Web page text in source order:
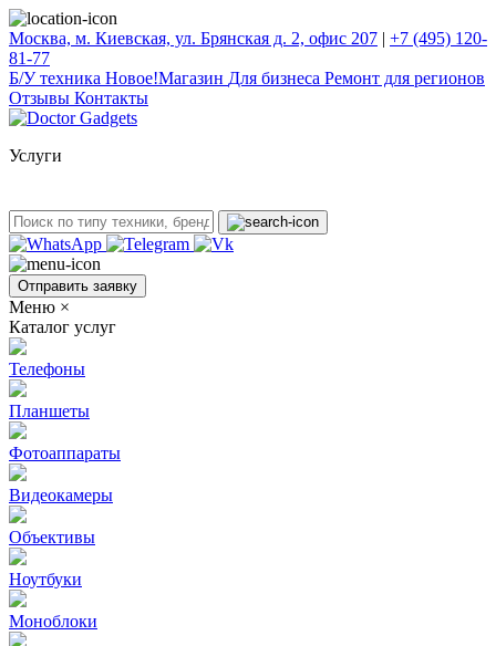
Москва, м. Киевская, ул. Брянская д. 2, офис 207 | +7 (495) 120-
81-77
Б/У техникa Новое!Магазин Для бизнеса Ремонт для регионов
Отзывы Контакты
Услуги
Отправить заявку
Меню ×
Каталог услуг
Телефоны
Планшеты
Фотоаппараты
Видеокамеры
Объективы
Ноутбуки
Моноблоки